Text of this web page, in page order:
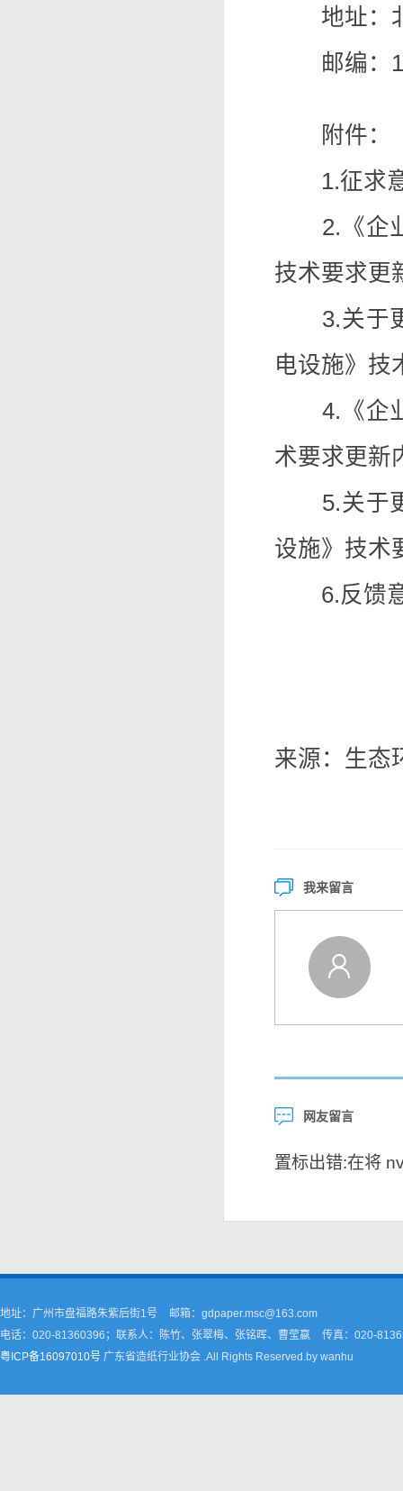
地址：北
邮编：
附件：
1.征求意
2.《企业
技术要求更
3.关于更
电设施》技
4.《企业
术要求更新
5.关于更
设施》技术
6.反馈意
来源：生态
我来留言
网友留言
置标出错:在将
地址：广州市盘福路朱紫后街1号
邮箱：gdpaper.msc@163.com
电话：020-81360396；联系人：陈竹、张翠梅、张铭晖、曹莹嬴
传真：020-
粤ICP备16097010号 广东省造纸行业协会 .All Rights Reserved.by wanhu